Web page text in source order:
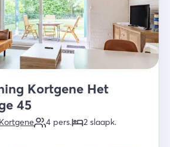
Kortgene Het
45
Kortgene 4 pers. 2 slaapk.